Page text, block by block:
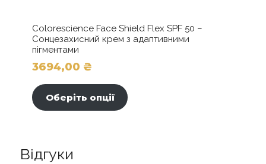
Colorescience Face Shield Flex SPF 50 –
Сонцезахисний крем з адаптивними
пігментами
3694,00 ₴
Оберіть опції
Відгуки